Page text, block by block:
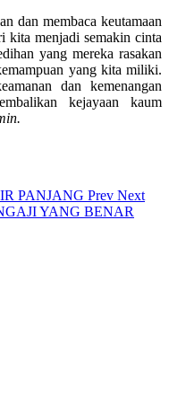
dan membaca keutamaan
kita menjadi semakin cinta
yang mereka rasakan
yang kita miliki.
dan kemenangan
kejayaan kaum
PANJANG Prev Next
YANG BENAR